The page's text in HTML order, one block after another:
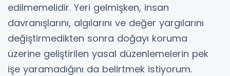
edilmemelidir. Yeri gelmişken, insan
davranışlarını, algılarını ve değer yargılarını
değiştirmedikten sonra doğayı koruma
üzerine geliştirilen yasal düzenlemelerin pek
işe yaramadığını da belirtmek istiyorum.